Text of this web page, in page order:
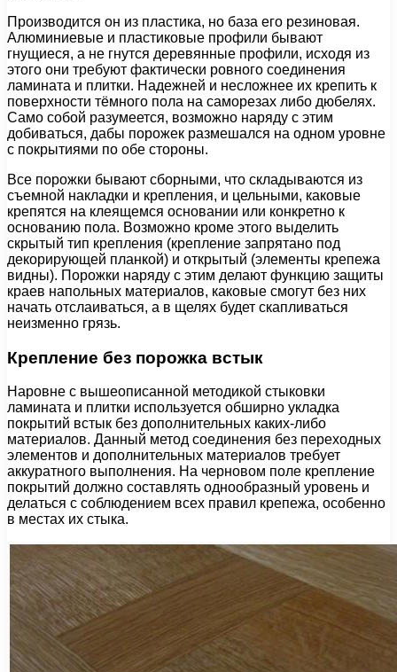
Производится он из пластика, но база его резиновая.
Алюминиевые и пластиковые профили бывают
гнущиеся, а не гнутся деревянные профили, исходя из
этого они требуют фактически ровного соединения
ламината и плитки. Надежней и несложнее их крепить к
поверхности тёмного пола на саморезах либо дюбелях.
Само собой разумеется, возможно наряду с этим
добиваться, дабы порожек размешался на одном уровне
с покрытиями по обе стороны.
Все порожки бывают сборными, что складываются из
съемной накладки и крепления, и цельными, каковые
крепятся на клеящемся основании или конкретно к
основанию пола. Возможно кроме этого выделить
скрытый тип крепления (крепление запрятано под
декорирующей планкой) и открытый (элементы крепежа
видны). Порожки наряду с этим делают функцию защиты
краев напольных материалов, каковые смогут без них
начать отслаиваться, а в щелях будет скапливаться
неизменно грязь.
Крепление без порожка встык
Наровне с вышеописанной методикой стыковки
ламината и плитки используется обширно укладка
покрытий встык без дополнительных каких-либо
материалов. Данный метод соединения без переходных
элементов и дополнительных материалов требует
аккуратного выполнения. На черновом поле крепление
покрытий должно составлять однообразный уровень и
делаться с соблюдением всех правил крепежа, особенно
в местах их стыка.